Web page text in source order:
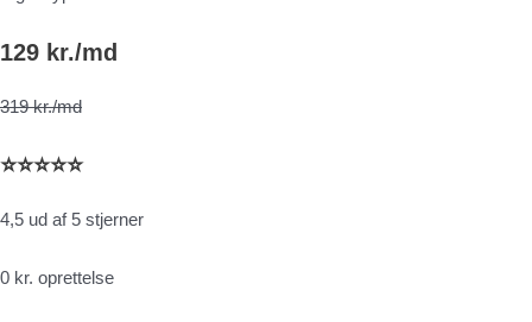
129 kr./md
319 kr./md
⭐⭐⭐⭐⭐
4,5 ud af 5 stjerner
0 kr. oprettelse